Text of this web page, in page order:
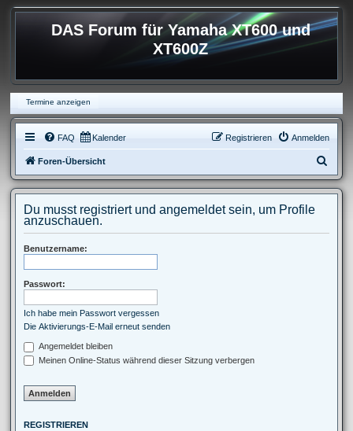
DAS Forum für Yamaha XT600 und
XT600Z
Termine anzeigen
FAQ Kalender Anmelden
Registrieren
Foren-Übersicht
u
e
Du musst registriert und angemeldet sein, um Profile
anzuschauen.
Benutzername:
Passwort:
Ich habe mein Passwort vergessen
Die Aktivierungs-E-Mail erneut senden
Angemeldet bleiben
Meinen Online-Status während dieser Sitzung verbergen
REGISTRIEREN